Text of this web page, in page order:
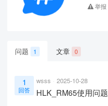
举报
问题 1 文章 0
1
回答
wsss 2025-10-28
HLK_RM65使用问题